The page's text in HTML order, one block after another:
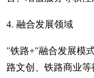
4. 融合发展领域
"铁路+"融合发展模
路文创、铁路商业